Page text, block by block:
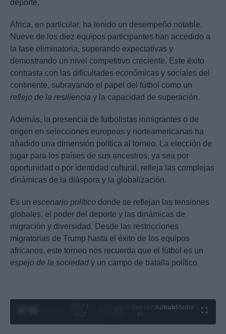
deporte.
África, en particular, ha tenido un desempeño notable.
Nueve de los diez equipos participantes han accedido a
la fase eliminatoria, superando expectativas y
demostrando un nivel competitivo creciente. Este éxito
contrasta con las dificultades económicas y sociales del
continente, subrayando el papel del fútbol como un
reflejo de la resiliencia y la capacidad de superación.
Además, la presencia de futbolistas inmigrantes o de
origen en selecciones europeas y norteamericanas ha
añadido una dimensión política al torneo. La elección de
jugar para los países de sus ancestros, ya sea por
oportunidad o por identidad cultural, refleja las complejas
dinámicas de la diáspora y la globalización.
Es un escenario político donde se reflejan las tensiones
globales, el poder del deporte y las dinámicas de
migración y diversidad. Desde las restricciones
migratorias de Trump hasta el éxito de los equipos
africanos, este torneo nos recuerda que el fútbol es un
espejo de la sociedad y un campo de batalla político.
0:28 /
Ad hubMedia